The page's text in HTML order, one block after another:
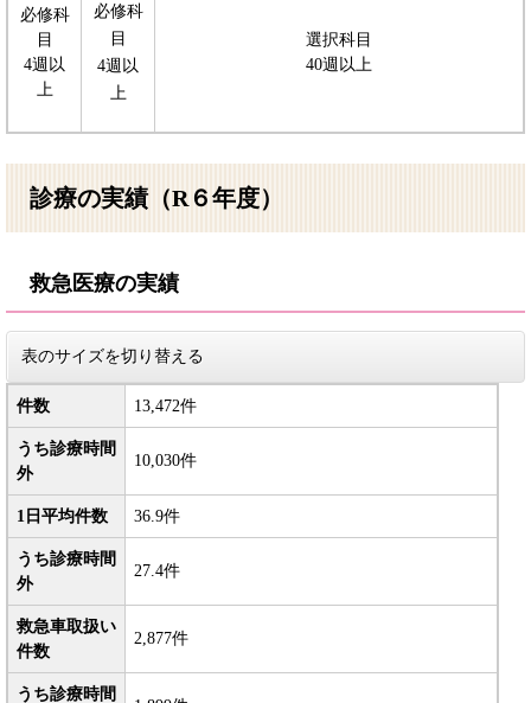
必修科
目
4週以
上
必修科
目
4週以
上
選択科目
40週以上
診療の実績（R６年度）
救急医療の実績
表のサイズを切り替える
件数 13,472件
うち診療時間
外
10,030件
1日平均件数 36.9件
うち診療時間
外
27.4件
救急車取扱い
件数
2,877件
うち診療時間